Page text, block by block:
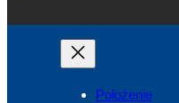
Położenie